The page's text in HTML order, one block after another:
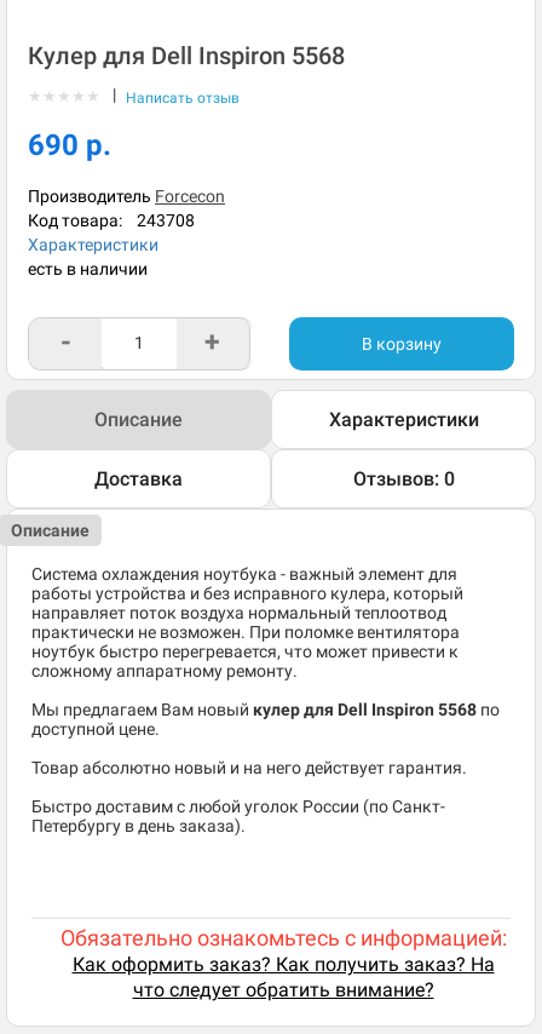
Кулер для Dell Inspiron 5568
★ ★ ★ ★ ★ | Написать отзыв
690 р.
Производитель Forcecon
Код товара: 243708
Характеристики
есть в наличии
- + В корзину
Описание Характеристики
Доставка Отзывов: 0
Описание
Система охлаждения ноутбука - важный элемент для
работы устройства и без исправного кулера, который
направляет поток воздуха нормальный теплоотвод
практически не возможен. При поломке вентилятора
ноутбук быстро перегревается, что может привести к
сложному аппаратному ремонту.
Мы предлагаем Вам новый кулер для Dell Inspiron 5568 по
доступной цене.
Товар абсолютно новый и на него действует гарантия.
Быстро доставим с любой уголок России (по Санкт-
Петербургу в день заказа).
Обязательно ознакомьтесь с информацией:
Как оформить заказ? Как получить заказ? На
что следует обратить внимание?